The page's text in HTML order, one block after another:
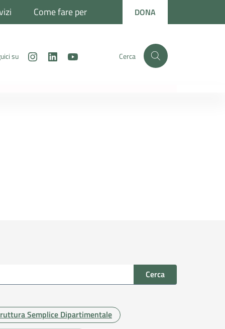
Come fare per DONA
su Instagram
LinkedIn Cerca
Cerca
Semplice Dipartimentale